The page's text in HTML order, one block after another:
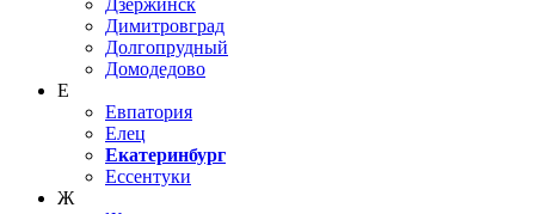
Димитровград
Долгопрудный
Домодедово
Е
Евпатория
Елец
Екатеринбург
Ессентуки
Ж